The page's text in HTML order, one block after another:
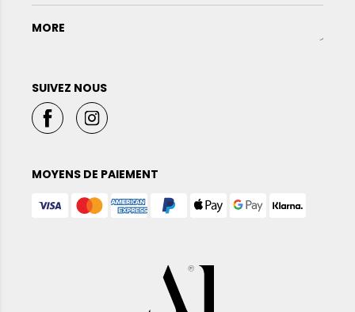
MORE
SUIVEZ NOUS
MOYENS DE PAIEMENT